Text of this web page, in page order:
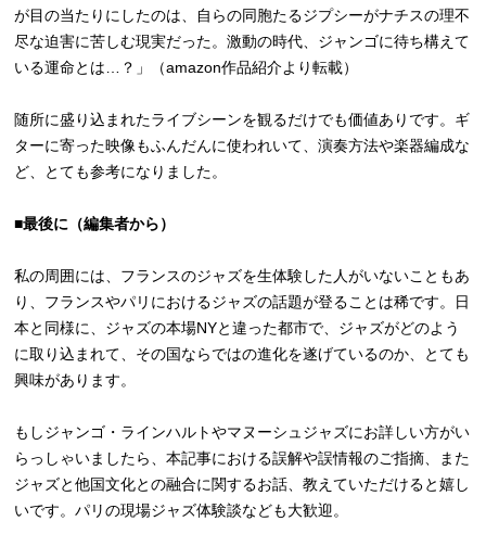
が目の当たりにしたのは、自らの同胞たるジプシーがナチスの理不
尽な迫害に苦しむ現実だった。激動の時代、ジャンゴに待ち構えて
いる運命とは…？」（amazon作品紹介より転載）
随所に盛り込まれたライブシーンを観るだけでも価値ありです。ギ
ターに寄った映像もふんだんに使われいて、演奏方法や楽器編成な
ど、とても参考になりました。
■最後に（編集者から）
私の周囲には、フランスのジャズを生体験した人がいないこともあ
り、フランスやパリにおけるジャズの話題が登ることは稀です。日
本と同様に、ジャズの本場NYと違った都市で、ジャズがどのよう
に取り込まれて、その国ならではの進化を遂げているのか、とても
興味があります。
もしジャンゴ・ラインハルトやマヌーシュジャズにお詳しい方がい
らっしゃいましたら、本記事における誤解や誤情報のご指摘、また
ジャズと他国文化との融合に関するお話、教えていただけると嬉し
いです。パリの現場ジャズ体験談なども大歓迎。